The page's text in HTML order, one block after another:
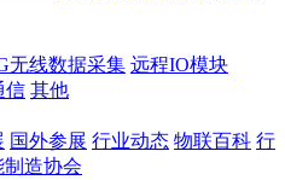
无线数据采集 远程IO模块
信 其他
国外参展 行业动态 物联百科 行
制造协会